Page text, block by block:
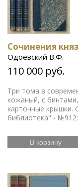
Сочинения
Одоевский В.Ф.
110 000 руб.
Три тома в
кожаный, с
картонные крышки.
библиотека" - №912:
В корзину